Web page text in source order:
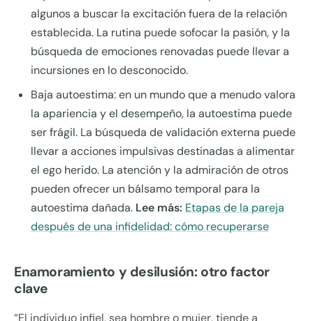
algunos a buscar la excitación fuera de la relación
establecida. La rutina puede sofocar la pasión, y la
búsqueda de emociones renovadas puede llevar a
incursiones en lo desconocido.
Baja autoestima: en un mundo que a menudo valora
la apariencia y el desempeño, la autoestima puede
ser frágil. La búsqueda de validación externa puede
llevar a acciones impulsivas destinadas a alimentar
el ego herido. La atención y la admiración de otros
pueden ofrecer un bálsamo temporal para la
autoestima dañada. Lee más: Etapas de la pareja
después de una infidelidad: cómo recuperarse
Enamoramiento y desilusión: otro factor
clave